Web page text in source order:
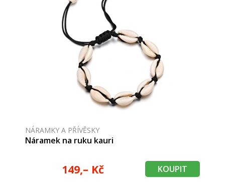
NÁRAMKY A PŘÍVĚSKY
Náramek na ruku kauri
149,– Kč KOUPIT